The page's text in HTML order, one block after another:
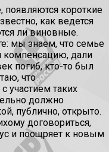
короткие
как ведется
ли виновные.
мы знаем, что семье
компенсацию, дали
погиб, кто-то был
что
участием таких
должно
публично, открыто.
договориться,
и поощряет к новым